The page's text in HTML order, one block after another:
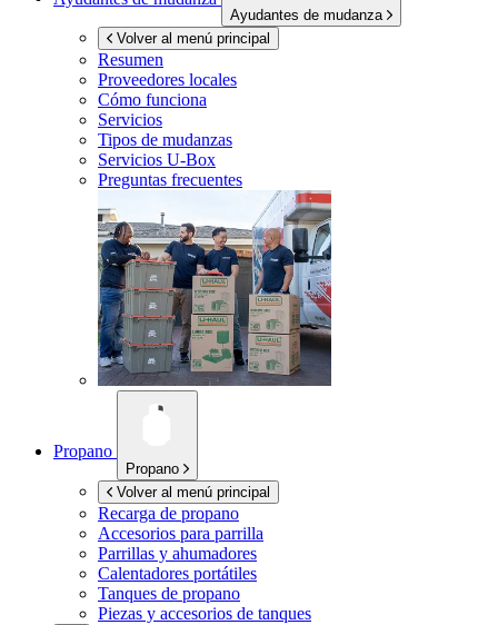
Ayudantes de mudanza
Volver al menú principal
Resumen
Proveedores locales
Cómo funciona
Servicios
Tipos de mudanzas
Servicios U-Box
Preguntas frecuentes
Propano
Propano
Volver al menú principal
Recarga de propano
Accesorios para parrilla
Parrillas y ahumadores
Calentadores portátiles
Tanques de propano
Piezas y accesorios de tanques